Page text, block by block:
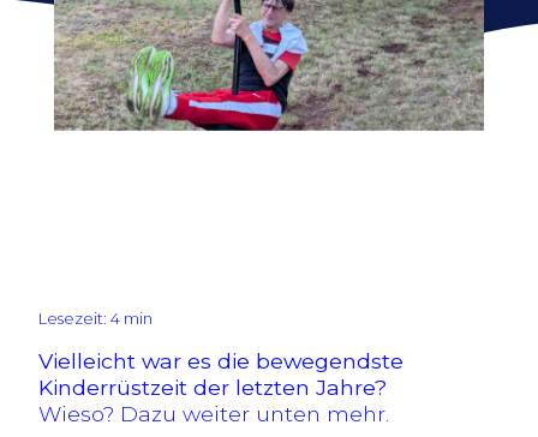
Lesezeit: 4 min
Vielleicht war es die bewegendste
Kinderrüstzeit der letzten Jahre?
Wieso? Dazu weiter unten mehr.